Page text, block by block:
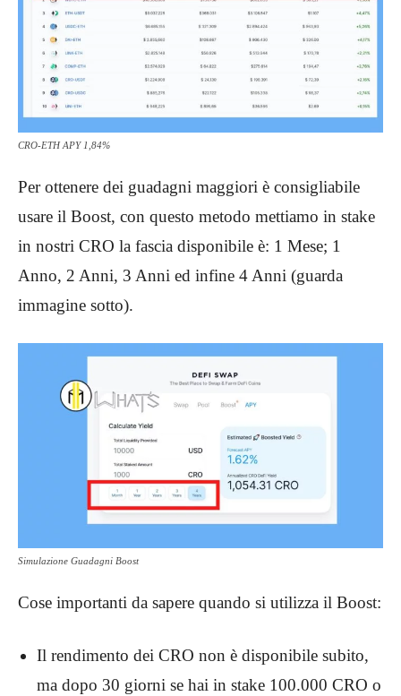
CRO-ETH APY 1,84%
Per ottenere dei guadagni maggiori è consigliabile
usare il Boost, con questo metodo mettiamo in stake
in nostri CRO la fascia disponibile è: 1 Mese; 1
Anno, 2 Anni, 3 Anni ed infine 4 Anni (guarda
immagine sotto).
Simulazione Guadagni Boost
Cose importanti da sapere quando si utilizza il Boost:
Il rendimento dei CRO non è disponibile subito,
ma dopo 30 giorni se hai in stake 100.000 CRO o